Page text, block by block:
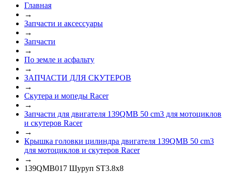
Главная
→
Запчасти и аксессуары
→
Запчасти
→
По земле и асфальту
→
ЗАПЧАСТИ ДЛЯ СКУТЕРОВ
→
Скутера и мопеды Racer
→
Запчасти для двигателя 139QMB 50 cm3 для мотоциклов
и скутеров Racer
→
Крышка головки цилиндра двигателя 139QMB 50 cm3
для мотоциклов и скутеров Racer
→
139QMB017 Шуруп ST3.8х8